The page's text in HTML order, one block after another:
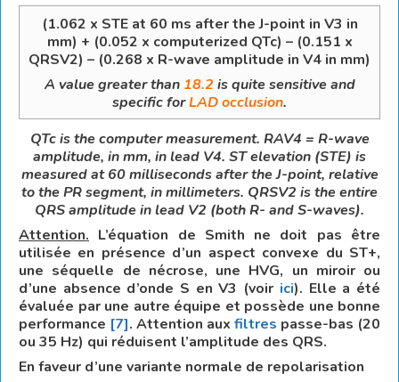
(1.062 x STE at 60 ms after the J-point in V3 in
mm) + (0.052 x computerized QTc) – (0.151 x
QRSV2) – (0.268 x R-wave amplitude in V4 in mm)
A value greater than 18.2 is quite sensitive and
specific forLAD occlusion.
QTc is the computer measurement. RAV4 = R-wave
amplitude, in mm, in lead V4. ST elevation (STE) is
measured at 60 milliseconds after the J-point, relative
to the PR segment, in millimeters. QRSV2 is the entire
QRS amplitude in lead V2 (both R- and S-waves).
Attention. L’équation de Smith ne doit pas être
utilisée en présence d’un aspect convexe du ST+,
une séquelle de nécrose, une HVG, un miroir ou
d’une absence d’onde S en V3 (voir ici). Elle a été
évaluée par une autre équipe et possède une bonne
performance [7]. Attention aux filtres passe-bas (20
ou 35 Hz) qui réduisent l’amplitude des QRS.
En faveur d’une variante normale de repolarisation